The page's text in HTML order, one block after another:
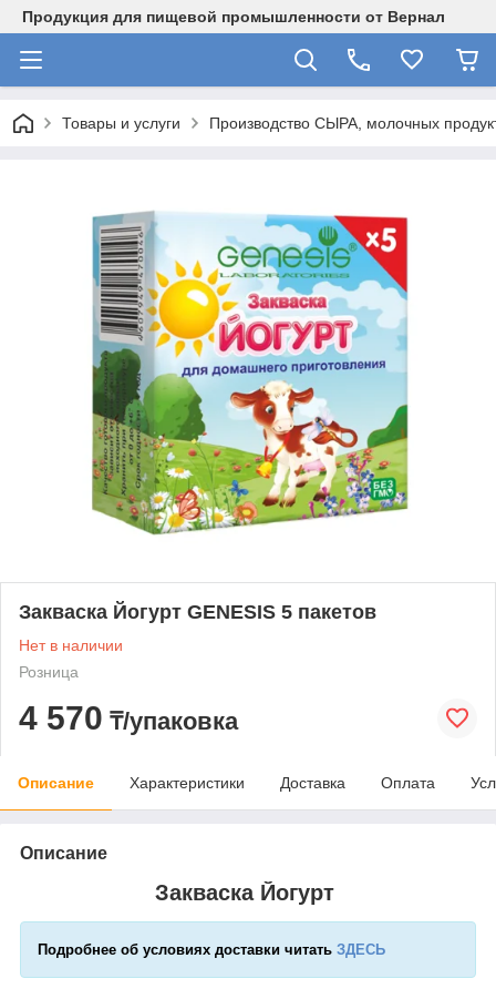
Продукция для пищевой промышленности от Вернал
Товары и услуги Производство СЫРА, молочных
Закваска Йогурт GENESIS 5 пакетов
Нет в наличии
Розница
4 570 ₸/упаковка
Описание Характеристики Доставка Оплата
Описание
Закваска Йогурт
Подробнее об условиях доставки читать ЗДЕСЬ